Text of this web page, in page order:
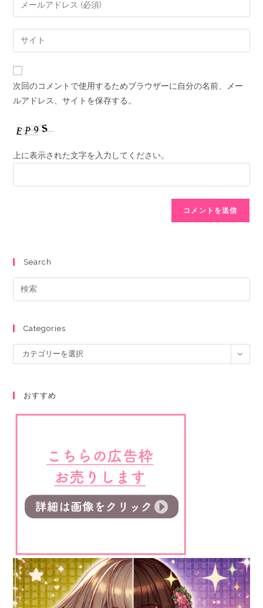
次回のコメントで使用するためブラウザーに自分の名前、メー
ルアドレス、サイトを保存する。
上に表示された文字を入力してください。
Search
Categories
カテゴリーを選択
おすすめ